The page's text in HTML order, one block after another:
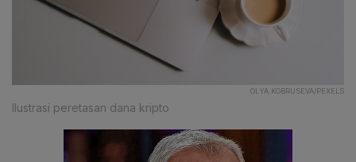
OLYA KOBRUSEVA/PEXELS
Ilustrasi peretasan dana kripto